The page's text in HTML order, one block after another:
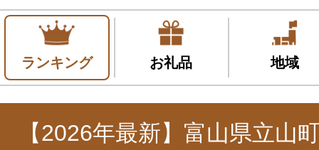
ランキング お礼品 地域
【2026年最新】富山県立山